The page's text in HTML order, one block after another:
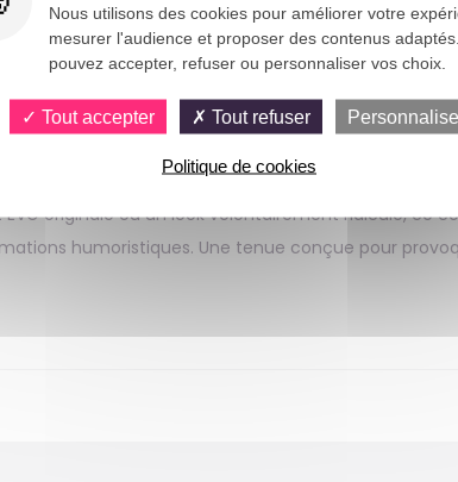
en fête !
un déguisement adulte aussi hilarant
pour un enterrement de vie de garçon, un
originale ou un look volontairement ridicule, ce
humoristiques. Une tenue conçue pour
Nous utilisons des cookies pour améliorer votre
mesurer l'audience et proposer des contenus
pouvez accepter, refuser ou personnaliser vos choix.
Tout accepter Tout refuser
Politique de cookies